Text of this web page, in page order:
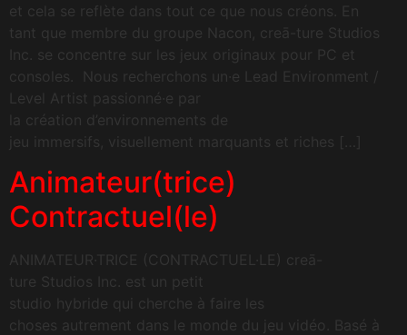
et cela se reflète dans tout ce que nous créons. En
tant que membre du groupe Nacon, creā-ture Studios
Inc. se concentre sur les jeux originaux pour PC et
consoles. Nous recherchons un·e Lead Environment /
Level Artist passionné·e par
la création d’environnements de
jeu immersifs, visuellement marquants et riches […]
Animateur(trice)
Contractuel(le)
ANIMATEUR·TRICE (CONTRACTUEL·LE) creā-
ture Studios Inc. est un petit
studio hybride qui cherche à faire les
choses autrement dans le monde du jeu vidéo. Basé à